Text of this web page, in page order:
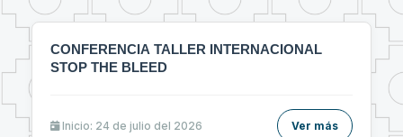
CONFERENCIA TALLER INTERNACIONAL
STOP THE BLEED
Inicio: 24 de julio del 2026 Ver más